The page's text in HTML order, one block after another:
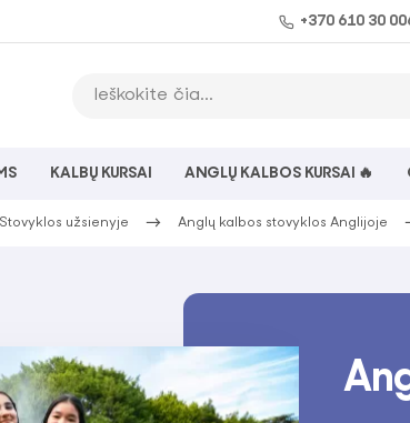
+370 610 30
KALBŲ KURSAI ANGLŲ KALBOS KURSAI 🔥
Stovyklos užsienyje Anglų kalbos stovyklos Anglijoje